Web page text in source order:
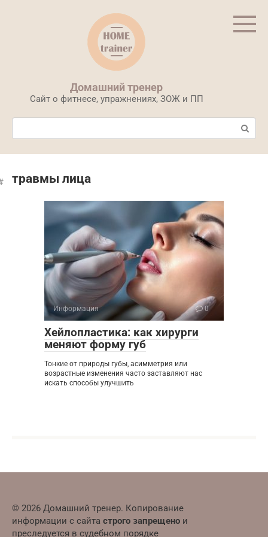
Домашний тренер
Сайт о фитнесе, упражнениях, ЗОЖ и ПП
Поиск:
травмы лица
Информация 0
Хейлопластика: как хирурги
меняют форму губ
Тонкие от природы губы, асимметрия или
возрастные изменения часто заставляют нас
искать способы улучшить
© 2026 Домашний тренер. Копирование
информации с сайта строго запрещено и
преследуется в судебном порядке